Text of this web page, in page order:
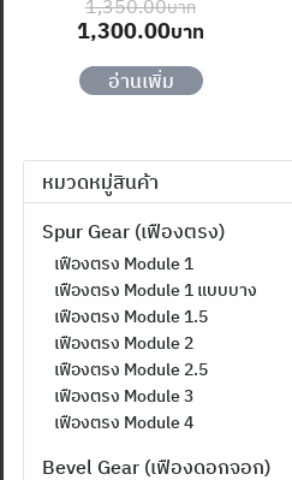
ค้นหา
สำหรับ:
1,350.00
Original
was:
1,300.00
อ่านเพิ่ม
หมวดหมู่สินค้า
Spur Gear (เฟืองตรง)
เฟืองตรง Module 1
เฟืองตรง Module 1 แบบบาง
เฟืองตรง Module 1.5
เฟืองตรง Module 2
เฟืองตรง Module 2.5
เฟืองตรง Module 3
เฟืองตรง Module 4
Bevel Gear (เฟืองดอกจอก)